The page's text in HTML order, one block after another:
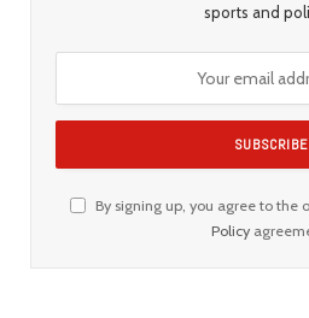
sports and
By signing up, you agree to the
Policy